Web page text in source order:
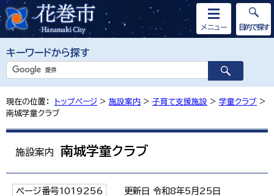
キーワードから探す
メニュー 目的で探す
現在の位置： トップページ > 施設案内 > 子育て支援施設 > 学童クラブ >
南城学童クラブ
施設案内 南城学童クラブ
ページ番号1019256 更新日 令和8年5月25日